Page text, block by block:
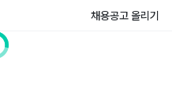
채용공고 올리기